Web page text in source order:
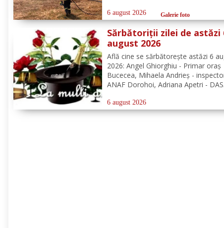
localizarea și lichidarea a patru
vegetație uscată, produse în
localități: Broscăuți –...
6 august 2026 Galerie foto
Sărbătoriții zilei de astăzi
august 2026
Află cine se sărbătoreşte astăzi 6
2026: Angel Ghiorghiu - Primar oraș
Bucecea, Mihaela Andrieș -
ANAF Dorohoi, Adriana Apetri - DAS
Redacția Dorohoi News urează
mulți ani! Completează lista
6 august 2026